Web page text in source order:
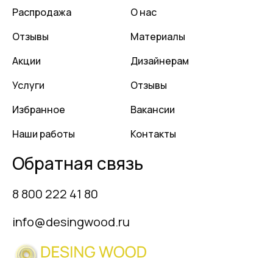
Распродажа
Отзывы
Акции
Услуги
Избранное
Наши работы
О нас
Материалы
Дизайнерам
Отзывы
Вакансии
Контакты
Обратная связь
8 800 222 41 80
info@desingwood.ru